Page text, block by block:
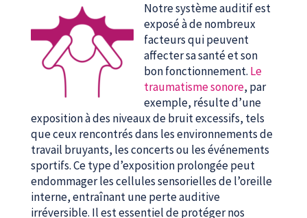
Notre système auditif est
exposé à de nombreux
facteurs qui peuvent
affecter sa santé et son
bon fonctionnement. Le
traumatisme sonore, par
exemple, résulte d’une
exposition à des niveaux de bruit excessifs, tels
que ceux rencontrés dans les environnements de
travail bruyants, les concerts ou les événements
sportifs. Ce type d’exposition prolongée peut
endommager les cellules sensorielles de l’oreille
interne, entraînant une perte auditive
irréversible. Il est essentiel de protéger nos